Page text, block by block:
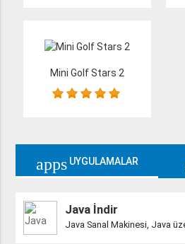
Mini Golf Stars 2
apps UYGULAMALAR
Java İndir